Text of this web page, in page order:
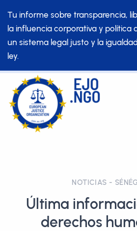
Tu informe sobre transparencia,
la influencia corporativa y política
un sistema legal justo y la
ley.
NOTICIAS -
Última
derechos